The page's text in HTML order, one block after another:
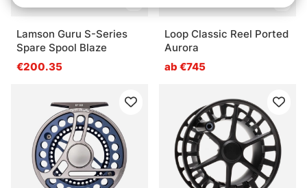
Lamson Guru S-Series
Spare Spool Blaze
€200.35
Loop Classic Reel Ported
Aurora
ab €745